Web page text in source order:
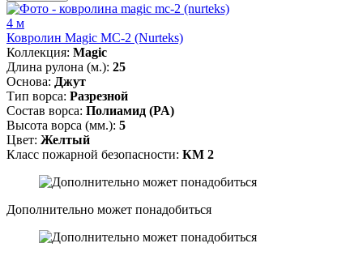
4 м
Ковролин Magic MC-2 (Nurteks)
Коллекция: Magic
Длина рулона (м.): 25
Основа: Джут
Тип ворса: Разрезной
Состав ворса: Полиамид (PA)
Высота ворса (мм.): 5
Цвет: Желтый
Класс пожарной безопасности: КМ 2
Дополнительно может понадобиться